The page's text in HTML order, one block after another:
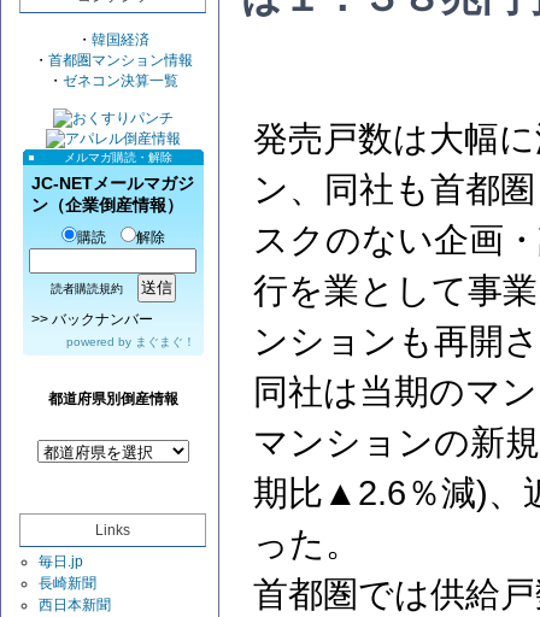
・ 韓国経済
・ 首都圏マンション情報
・ ゼネコン決算一覧
メルマガ購読・解除
JC-NETメールマガジ
ン（企業倒産情報）
購読 解除
読者購読規約
>> バックナンバー
powered by まぐまぐ！
都道府県別倒産情報
Links
毎日.jp
長崎新聞
西日本新聞
発売戸数は大幅
ン、同社も首都
スクのない企画
行を業として事
ンションも再開
同社は当期のマ
マンションの新
期比▲2.6％減)、
った。
首都圏では供給